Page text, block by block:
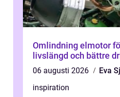
Omlindning elmotor
livslängd och bättre
06 augusti 2026
Eva
inspiration